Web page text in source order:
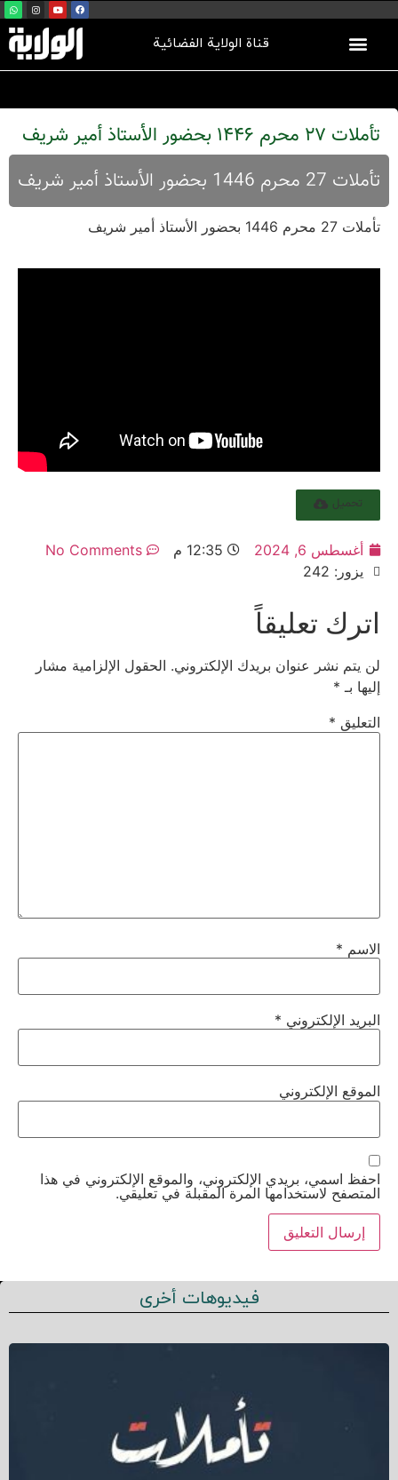
قناة الولاية الفضائية
تأملات 27 محرم 1446 بحضور الأستاذ أمير شريف
تأملات 27 محرم 1446 بحضور الأستاذ أمير شريف
تأملات 27 محرم 1446 بحضور الأستاذ أمير شريف
تحميل
أغسطس 6, 2024 12:35 م
No Comments
يزور: 242
اترك تعليقاً
لن يتم نشر عنوان بريدك الإلكتروني. الحقول الإلزامية مشار
إليها بـ *
التعليق *
الاسم *
البريد الإلكتروني *
الموقع الإلكتروني
احفظ اسمي، بريدي الإلكتروني، والموقع الإلكتروني في هذا
المتصفح لاستخدامها المرة المقبلة في تعليقي.
فيديوهات أخرى